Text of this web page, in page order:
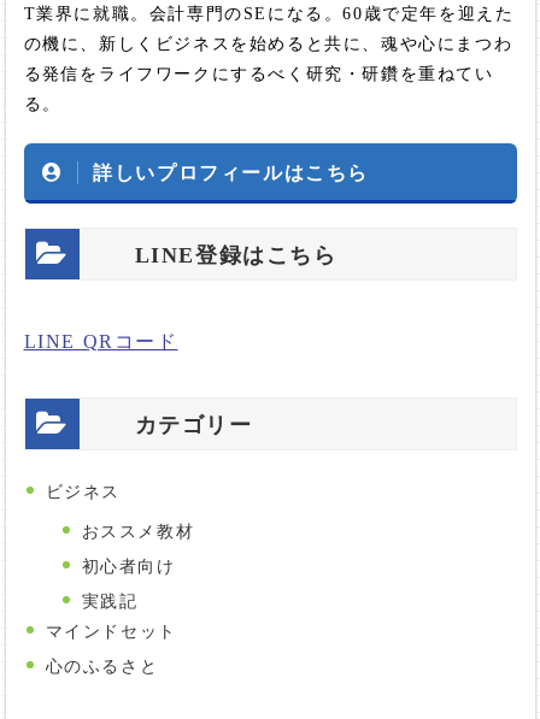
T業界に就職。会計専門のSEになる。60歳で定年を迎えた
の機に、新しくビジネスを始めると共に、魂や心にまつわ
る発信をライフワークにするべく研究・研鑽を重ねてい
る。
詳しいプロフィールはこちら
LINE登録はこちら
LINE QRコード
カテゴリー
ビジネス
おススメ教材
初心者向け
実践記
マインドセット
心のふるさと